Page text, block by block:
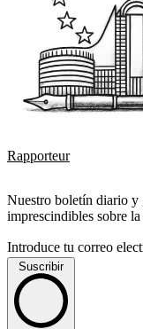
Rapporteur
Nuestro boletín diario y
imprescindibles sobre
Introduce tu correo
Suscribir